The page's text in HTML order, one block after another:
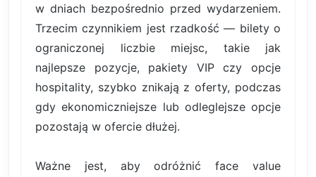
w dniach bezpośrednio przed wydarzeniem.
Trzecim czynnikiem jest rzadkość — bilety o
ograniczonej liczbie miejsc, takie jak
najlepsze pozycje, pakiety VIP czy opcje
hospitality, szybko znikają z oferty, podczas
gdy ekonomiczniejsze lub odleglejsze opcje
pozostają w ofercie dłużej.
Ważne jest, aby odróżnić face value